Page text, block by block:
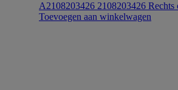
A2108203426 2108203426
Toevoegen aan winkelwagen